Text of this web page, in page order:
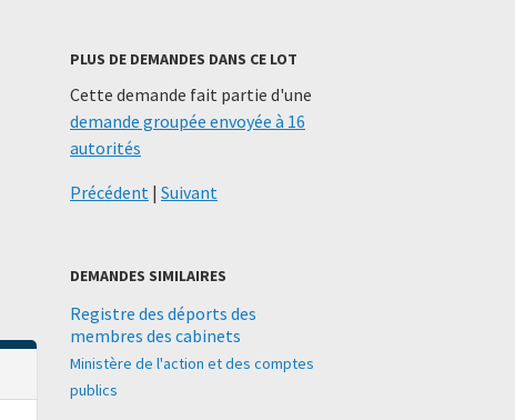
PLUS DE DEMANDES DANS CE LOT
Cette demande fait partie d'une
demande groupée envoyée à 16
autorités
Précédent | Suivant
DEMANDES SIMILAIRES
Registre des déports des
membres des cabinets
Ministère de l'action et des comptes
publics